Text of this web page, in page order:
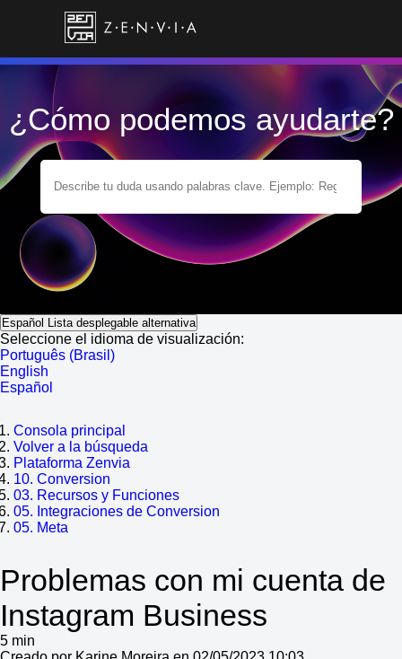
¿Cómo podemos ayudarte?
Español Lista desplegable alternativa
Seleccione el idioma de visualización:
Português (Brasil)
English
Español
Consola principal
Volver a la búsqueda
Plataforma Zenvia
10. Conversion
03. Recursos y Funciones
05. Integraciones de Conversion
05. Meta
Problemas con mi cuenta de
Instagram Business
5 min